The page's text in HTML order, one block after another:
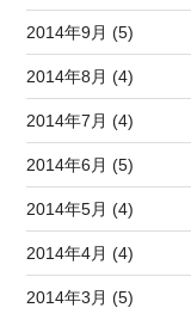
2014年9月 (5)
2014年8月 (4)
2014年7月 (4)
2014年6月 (5)
2014年5月 (4)
2014年4月 (4)
2014年3月 (5)